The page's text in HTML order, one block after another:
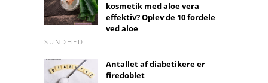
kosmetik med aloe vera
effektiv? Oplev de 10 fordele
ved aloe
SUNDHED
Antallet af diabetikere er
firedoblet